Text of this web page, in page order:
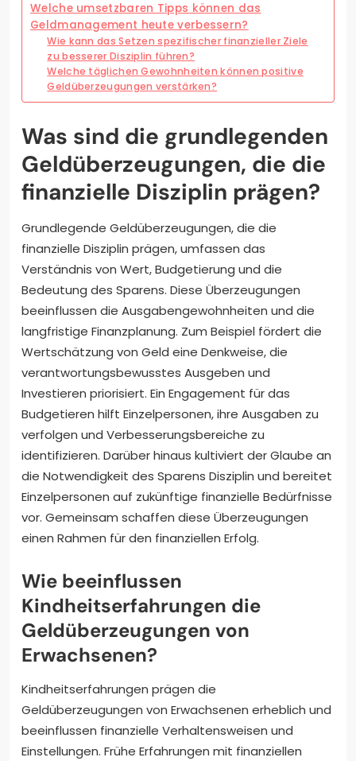
Welche umsetzbaren Tipps können das
Geldmanagement heute verbessern?
Wie kann das Setzen spezifischer finanzieller Ziele
zu besserer Disziplin führen?
Welche täglichen Gewohnheiten können positive
Geldüberzeugungen verstärken?
Was sind die grundlegenden
Geldüberzeugungen, die die
finanzielle Disziplin prägen?
Grundlegende Geldüberzeugungen, die die
finanzielle Disziplin prägen, umfassen das
Verständnis von Wert, Budgetierung und die
Bedeutung des Sparens. Diese Überzeugungen
beeinflussen die Ausgabengewohnheiten und die
langfristige Finanzplanung. Zum Beispiel fördert die
Wertschätzung von Geld eine Denkweise, die
verantwortungsbewusstes Ausgeben und
Investieren priorisiert. Ein Engagement für das
Budgetieren hilft Einzelpersonen, ihre Ausgaben zu
verfolgen und Verbesserungsbereiche zu
identifizieren. Darüber hinaus kultiviert der Glaube an
die Notwendigkeit des Sparens Disziplin und bereitet
Einzelpersonen auf zukünftige finanzielle Bedürfnisse
vor. Gemeinsam schaffen diese Überzeugungen
einen Rahmen für den finanziellen Erfolg.
Wie beeinflussen
Kindheitserfahrungen die
Geldüberzeugungen von
Erwachsenen?
Kindheitserfahrungen prägen die
Geldüberzeugungen von Erwachsenen erheblich und
beeinflussen finanzielle Verhaltensweisen und
Einstellungen. Frühe Erfahrungen mit finanziellen